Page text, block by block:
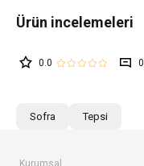
0.0 0
Sofra Tepsi